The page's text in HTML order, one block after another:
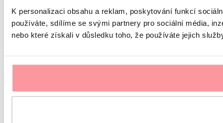
K personalizaci obsahu a reklam, poskytování funkcí
používáte, sdílíme se svými partnery pro sociální média,
nebo které získali v důsledku toho, že používáte jejich